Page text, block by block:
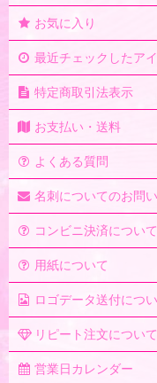
お気に入り
最近チェックしたア
特定商取引法表示
お支払い・送料
よくある質問
名刺についてのお問
コンビニ決済について
用紙について
ロゴデータ送付につ
リピート注文について
営業日カレンダー